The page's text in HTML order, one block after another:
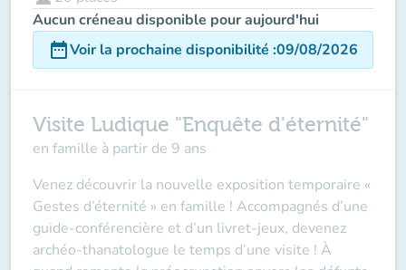
Aucun créneau disponible pour aujourd'hui
date_rangeVoir la prochaine disponibilité :09/08/2026
Visite Ludique "Enquête d'éternité"
en famille à partir de 9 ans
Venez découvrir la nouvelle exposition temporaire «
Gestes d’éternité » en famille ! Accompagnés d’une
guide-conférencière et d’un livret-jeux, devenez
archéo-thanatologue le temps d’une visite ! À